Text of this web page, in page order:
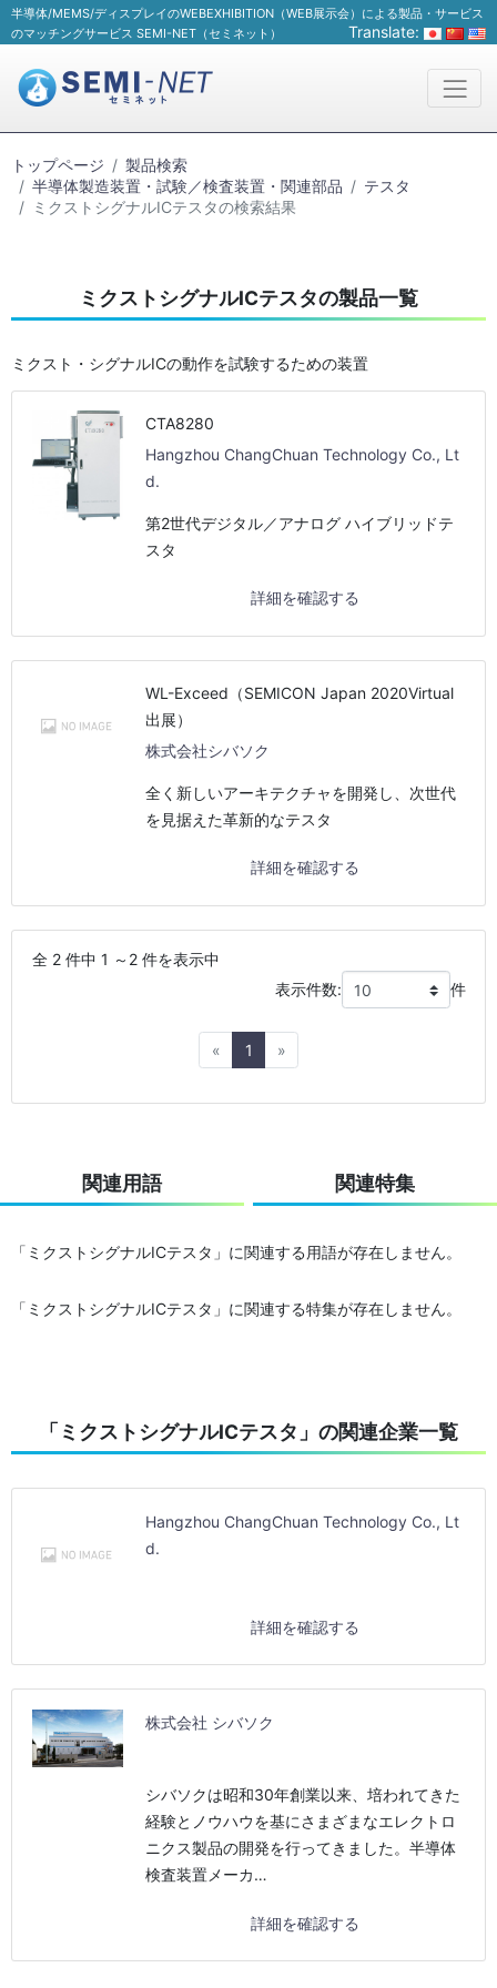
半導体/MEMS/ディスプレイのWEBEXHIBITION（WEB展示会）による製品・サービス
のマッチングサービス SEMI-NET（セミネット）
Translate:
トップページ
製品検索
半導体製造装置・試験／検査装置・関連部品
テスタ
ミクストシグナルICテスタの検索結果
ミクストシグナルICテスタの製品一覧
ミクスト・シグナルICの動作を試験するための装置
CTA8280
Hangzhou ChangChuan Technology Co., Lt
d.
第2世代デジタル／アナログ ハイブリッドテ
スタ
詳細を確認する
WL-Exceed（SEMICON Japan 2020Virtual
出展）
株式会社シバソク
全く新しいアーキテクチャを開発し、次世代
を見据えた革新的なテスタ
詳細を確認する
全 2 件中 1 ～2 件を表示中
表示件数:
件
« Previous
1 »Next
関連用語 関連特集
「ミクストシグナルICテスタ」に関連する用語が存在しません。
「ミクストシグナルICテスタ」に関連する特集が存在しません。
「ミクストシグナルICテスタ」の関連企業一覧
Hangzhou ChangChuan Technology Co., Lt
d.
詳細を確認する
株式会社 シバソク
シバソクは昭和30年創業以来、培われてきた
経験とノウハウを基にさまざまなエレクトロ
ニクス製品の開発を行ってきました。半導体
検査装置メーカ…
詳細を確認する